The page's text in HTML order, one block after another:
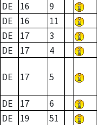
DE
16 9
DE
16 11
DE
17 3
DE
17 4
DE 17 5
DE 17 6
DE
19 51